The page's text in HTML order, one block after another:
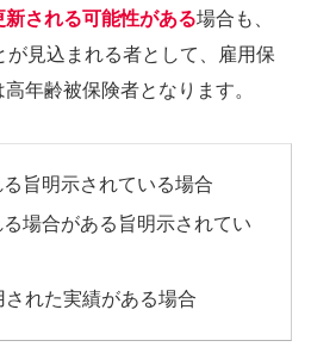
新される可能性がある場合も、
見込まれる者として、雇用保
年齢被保険者となります。
旨明示されている場合
場合がある旨明示されてい
れた実績がある場合